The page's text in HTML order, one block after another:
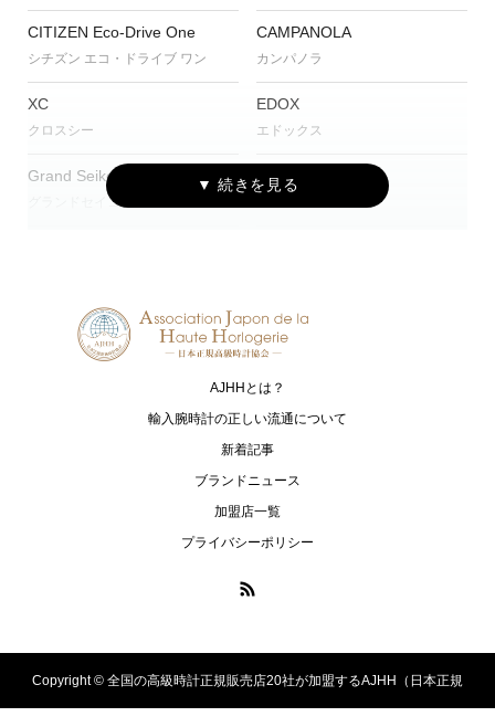
CITIZEN Eco-Drive One
シチズン エコ・ドライブ ワン
CAMPANOLA
カンパノラ
XC
クロスシー
EDOX
エドックス
Grand Seiko
グランドセイコー
G-SHOCK
MAURICE LACROIX NORQAIN
OSSO ITALY
オッソ イタリィ
ROLEX
ロレックス
プロスペックス アストロン
AJHHとは？
輸入腕時計の正しい流通について
新着記事
ブランドニュース
加盟店一覧
プライバシーポリシー
Copyright © 全国の高級時計正規販売店20社が加盟するAJHH（日本正規